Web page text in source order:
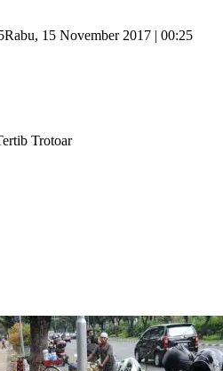
Rabu, 15 November 2017 | 00:25
Trotoar